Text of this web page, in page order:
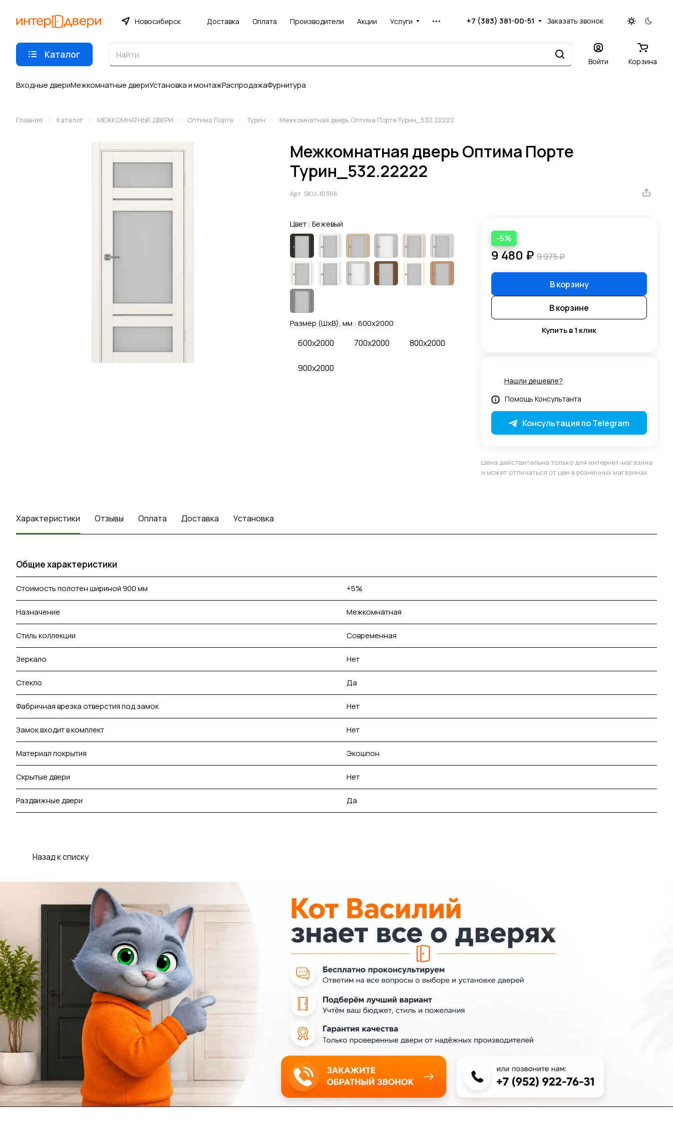
Новосибирск Доставка Оплата Производители Акции Услуги +7 (383) 381-00-51 Заказать звонок
Каталог
Войти Корзина
Входные двериМежкомнатные двериУстановка и монтажРаспродажаФурнитура
Главная – Каталог – МЕЖКОМНАТНЫЕ ДВЕРИ – Оптима Порте – Турин – Межкомнатная дверь Оптима Порте Турин_532.22222
Межкомнатная дверь Оптима Порте
Турин_532.22222
Арт. SKU-10366
Цвет : Бежевый
Размер (ШхВ), мм : 600x2000
600x2000 700x2000 800x2000
900x2000
-5%
9 480 ₽ 9 975 ₽
В корзину
В корзине
Купить в 1 клик
Нашли дешевле?
Помощь Консультанта
Консультация по Telegram
Цена действительна только для интернет-магазина
и может отличаться от цен в розничных магазинах
Характеристики Отзывы Оплата Доставка Установка
Общие характеристики
Стоимость полотен шириной 900 мм +5%
Назначение Межкомнатная
Стиль коллекции Современная
Зеркало Нет
Стекло Да
Фабричная врезка отверстия под замок Нет
Замок входит в комплект Нет
Материал покрытия Экошпон
Скрытые двери Нет
Раздвижные двери Да
Назад к списку